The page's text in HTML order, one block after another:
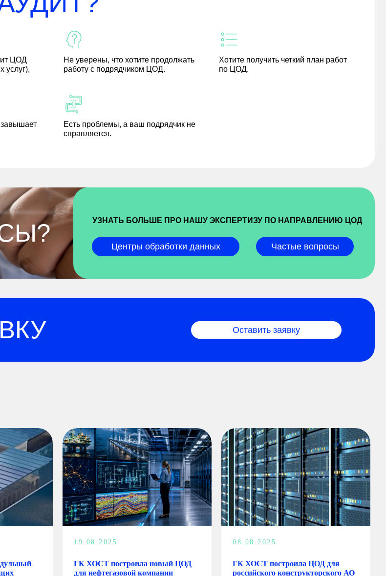
ЦОД
услуг),
Не уверены, что хотите продолжать
работу с подрядчиком ЦОД.
Хотите получить четкий план работ
по ЦОД.
завышает
Есть проблемы, а ваш подрядчик не
справляется.
Частые вопросы
Центры обработки данных
УЗНАТЬ БОЛЬШЕ ПРО НАШУ ЭКСПЕРТИЗУ ПО НАПРАВЛЕНИЮ ЦОД
Оставить заявку
19.08.2025
ГК ХОСТ построила новый ЦОД
для нефтегазовой компании
08.08.2025
ГК ХОСТ построила ЦОД для
российского конструкторского АО